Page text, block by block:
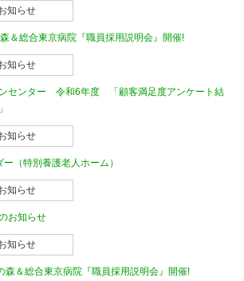
知らせ
＆総合東京病院『職員採用説明会』開催!
知らせ
センター 令和6年度 「顧客満足度アンケート結
知らせ
（特別養護老人ホーム）
知らせ
お知らせ
知らせ
森＆総合東京病院『職員採用説明会』開催!